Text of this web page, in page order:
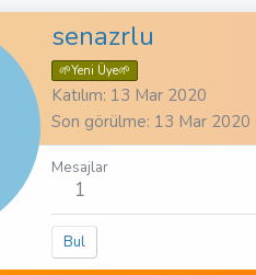
senazrlu
🌱Yeni Üye🌱
Katılım 13 Mar 2020
Son görülme 13 Mar 2020
Mesajlar
1
Bul